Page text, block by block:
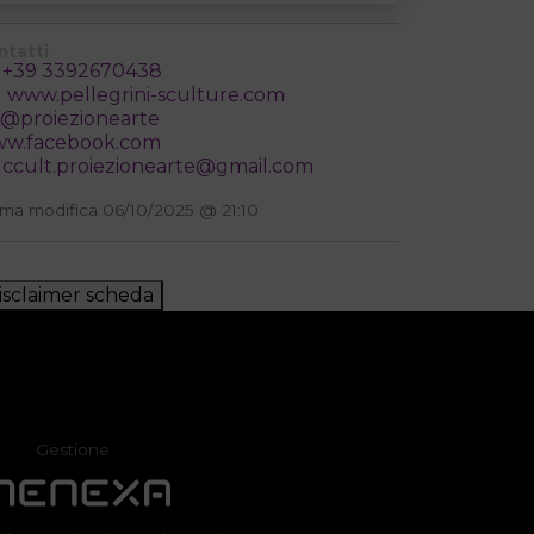
+39 3392670438
www.pellegrini-sculture.com
@proiezionearte
ccult.proiezionearte@gmail.com
modifica 06/10/2025 @ 21:10
scheda
Gestione